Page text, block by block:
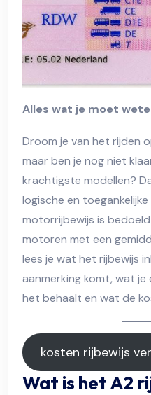
Alles wat je moet
Droom je van het rijden
maar ben je nog niet
krachtigste modellen?
logische en
motorrijbewijs is
motoren met een
lees je wat het rijbewijs
aanmerking komt, wat je
het behaalt en wat de
kosten rijbewijs
Wat is het A2